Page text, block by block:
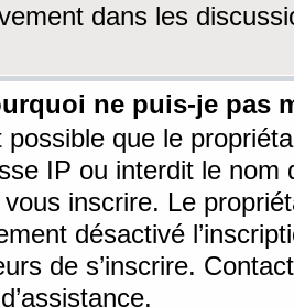
dans les
ne puis-je pas
possible que le
IP ou interdit le nom
vous inscrire. Le
désactivé
de s’inscrire.